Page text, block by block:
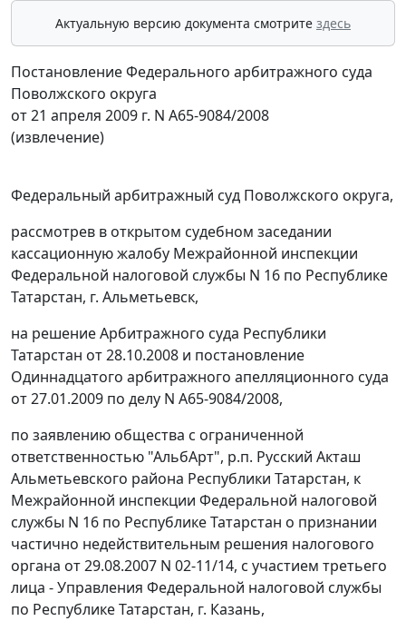
Актуальную версию документа смотрите здесь
Постановление Федерального арбитражного суда
Поволжского округа
от 21 апреля 2009 г. N А65-9084/2008
(извлечение)
Федеральный арбитражный суд Поволжского округа,
рассмотрев в открытом судебном заседании
кассационную жалобу Межрайонной инспекции
Федеральной налоговой службы N 16 по Республике
Татарстан, г. Альметьевск,
на решение Арбитражного суда Республики
Татарстан от 28.10.2008 и постановление
Одиннадцатого арбитражного апелляционного суда
от 27.01.2009 по делу N А65-9084/2008,
по заявлению общества с ограниченной
ответственностью "АльбАрт", р.п. Русский Акташ
Альметьевского района Республики Татарстан, к
Межрайонной инспекции Федеральной налоговой
службы N 16 по Республике Татарстан о признании
частично недействительным решения налогового
органа от 29.08.2007 N 02-11/14, с участием третьего
лица - Управления Федеральной налоговой службы
по Республике Татарстан, г. Казань,